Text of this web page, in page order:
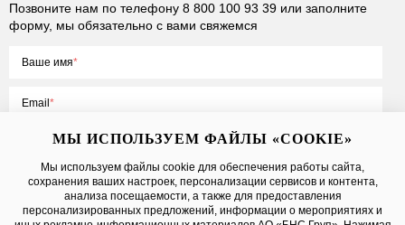
Позвоните нам по телефону 8 800 100 93 39 или заполните
форму, мы обязательно с вами свяжемся
Ваше имя
Email
Нажимая на кнопку «Отправить», вы принимаете условияПубличной
оферты, даетесогласие на обработку персональных данных
МЫ ИСПОЛЬЗУЕМ ФАЙЛЫ «COOKIE»
Мы используем файлы cookie для обеспечения работы сайта,
сохранения ваших настроек, персонализации сервисов и контента,
анализа посещаемости, а также для предоставления
персонализированных предложений, информации о мероприятиях и